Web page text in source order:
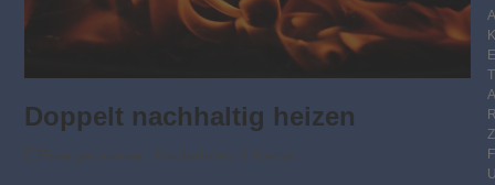
Doppelt nachhaltig heizen